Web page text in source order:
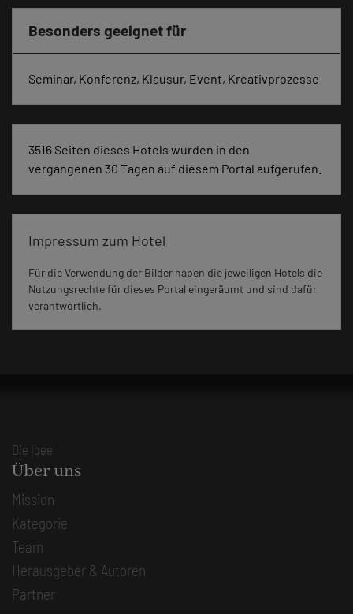
Besonders geeignet für
Seminar, Konferenz, Klausur, Event, Kreativprozesse
3516 Seiten dieses Hotels wurden in den
vergangenen 30 Tagen auf diesem Portal aufgerufen.
Impressum zum Hotel
Für die Verwendung der Bilder haben die jeweiligen Hotels die
Nutzungsrechte für dieses Portal eingeräumt und sind dafür
verantwortlich.
Die Idee
Über uns
Mission
Kategorie
Team
Herausgeber & Autoren
Partner